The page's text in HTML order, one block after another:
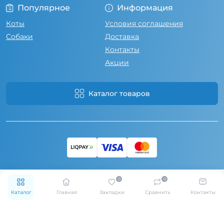
Каталог Главная Закладки
0
Сравнить
0
Контакты
Популярное
Коты
Собаки
Информация
Условия соглашения
Доставка
Контакты
Акции
Каталог товаров